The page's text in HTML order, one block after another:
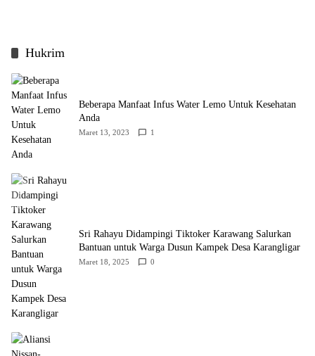
Hukrim
Beberapa Manfaat Infus Water Lemo Untuk Kesehatan
Anda
Maret 13, 2023 1
Sri Rahayu Didampingi Tiktoker Karawang Salurkan
Bantuan untuk Warga Dusun Kampek Desa Karangligar
Maret 18, 2025 0